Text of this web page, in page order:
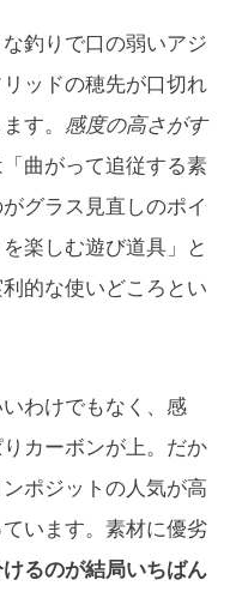
釣りで口の弱いアジ
ッドの穂先が口切れ
す。 感度の高さがす
曲がって追従する素
グラス見直しのポイ
楽しむ遊び道具」と
的な使いどころとい
わけでもなく、感
カーボンが上。だか
ポジットの人気が高
います。素材に優劣
るのが結局いちばん